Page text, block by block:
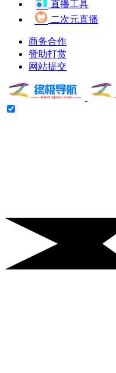
直播工具
二次元直播
商务合作
赞助打赏
网站提交